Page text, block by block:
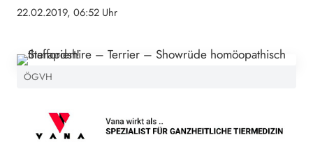
22.02.2019, 06:52 Uhr
ÖGVH